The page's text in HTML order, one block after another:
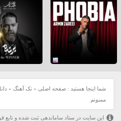
شما اینجا هستید : صفحه اصلی » تک آهنگ »
ممنونم
این سایت در ستاد ساماندهی ثبت شده و تابع